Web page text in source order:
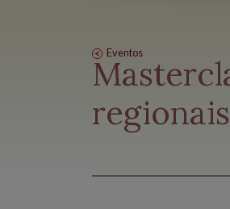
Eventos